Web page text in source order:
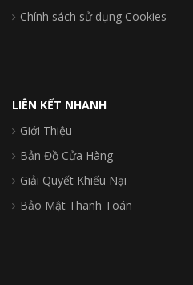
Chính sách sử dụng Cookies
LIÊN KẾT NHANH
Giới Thiệu
Bản Đồ Cửa Hàng
Giải Quyết Khiếu Nại
Bảo Mật Thanh Toán